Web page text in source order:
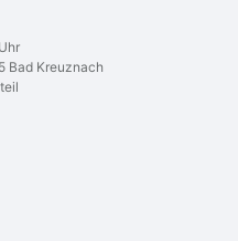
Bad Kreuznach